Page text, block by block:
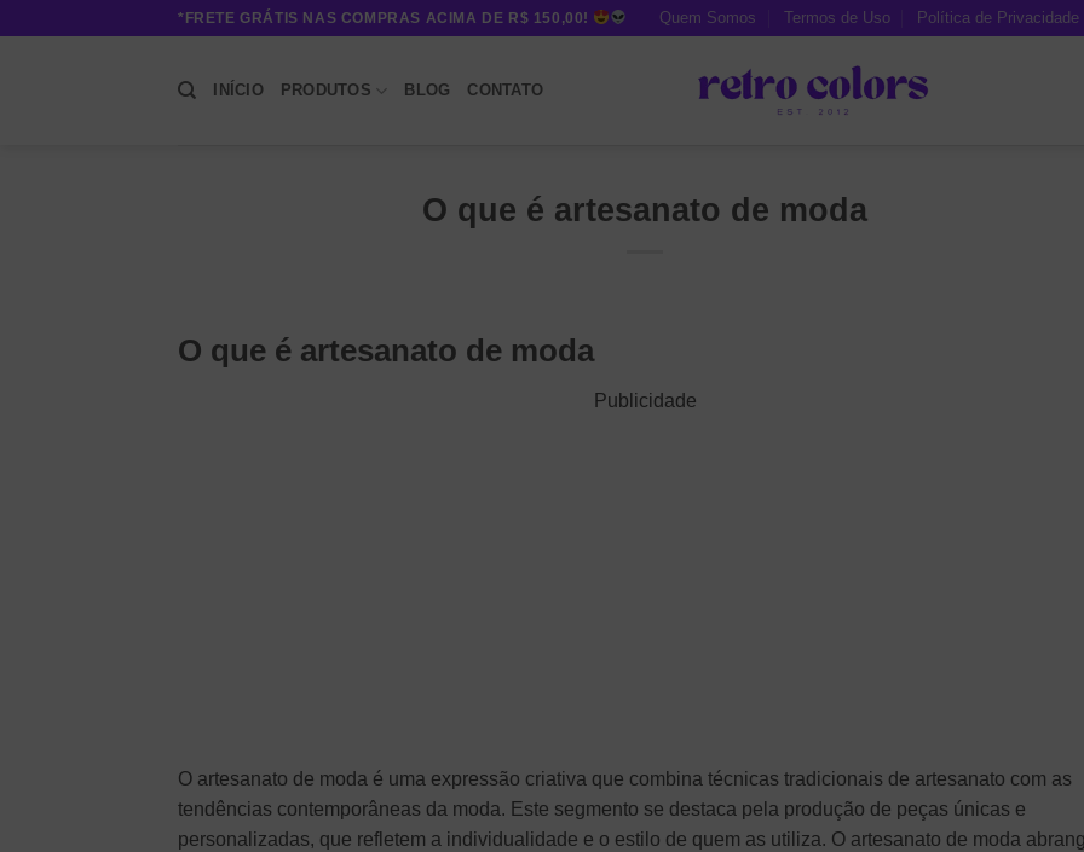
*FRETE GRÁTIS NAS COMPRAS ACIMA DE R$ 150,00! Quem Somos Termos de Uso Política de Privacidade
INÍCIO PRODUTOS BLOG CONTATO
O que é artesanato de moda
O que é artesanato de moda
Publicidade
O artesanato de moda é uma expressão criativa que combina técnicas tradicionais de artesanato com as
tendências contemporâneas da moda. Este segmento se destaca pela produção de peças únicas e
personalizadas, que refletem a individualidade e o estilo de quem as utiliza. O artesanato de moda